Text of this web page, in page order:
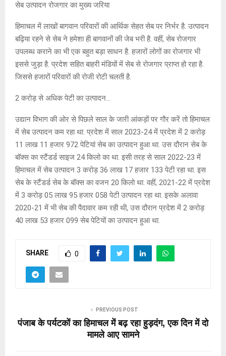
सेब उत्पादन रोजगार का मुख्य जरिया
हिमाचल में लाखों बागवान परिवारों की आर्थिक सेहत सेब पर निर्भर है. उत्पादन
बढ़िया रहने से सेब ने हमेशा ही बागवानों की जेब भरी है. वहीं, सेब रोजगार
उपलब्ध कराने का भी एक बहुत बड़ा साधन है. हजारों लोगों का रोजगार भी
इससे जुड़ा है. प्रदेश सहित बाहरी मंडियों में सेब से रोजगार प्राप्त हो रहा है.
जिससे हजारों परिवारों की रोजी रोटी चलती है.
2 करोड़ से अधिक पेटी का उत्पादन…
उद्यान विभाग की ओर से पिछले साल के जारी आंकड़ों पर गौर करें तो हिमाचल
में सेब उत्पादन कम रहा था. प्रदेश में साल 2023-24 में प्रदेश में 2 करोड़
11 लाख 11 हजार 972 पेटियां सेब का उत्पादन हुआ था. उस दौरान सेब के
बॉक्स का स्टैंडर्ड साइज 24 किलो का था. इसी तरह से साल 2022-23 में
हिमाचल में सेब उत्पादन 3 करोड़ 36 लाख 17 हजार 133 पेटी रहा था. इस
सेब के स्टैंडर्ड सेब के बॉक्स का वजन 20 किलो था. वहीं, 2021-22 में प्रदेश
में 3 करोड़ 05 लाख 95 हजार 058 पेटी उत्पादन रहा था. इसके अलावा
2020-21 में भी सेब की पैदावार कम रही थी, उस दौरान प्रदेश में 2 करोड़
40 लाख 53 हजार 099 सेब पेटियों का उत्पादन हुआ था.
SHARE 0
PREVIOUS POST
पंजाब के पर्यटकों का हिमाचल में बढ़ रहा हुड़दंग, एक दिन में दो
मामले आए सामने